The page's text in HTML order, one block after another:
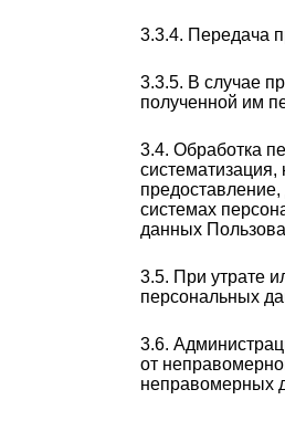
3.3.4. Передача
3.3.5. В случае
полученной им
3.4. Обработка
системах
данных
3.5. При утрате
персональных
3.6.
от
неправомерных